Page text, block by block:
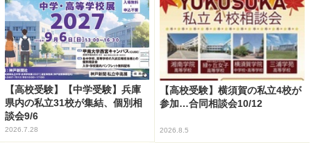
【高校受験】【中学受験】兵庫
県内の私立31校が集結、個別相
談会9/6
2026.7.28
【高校受験】横須賀の私立4校が
参加…合同相談会10/12
2026.8.5